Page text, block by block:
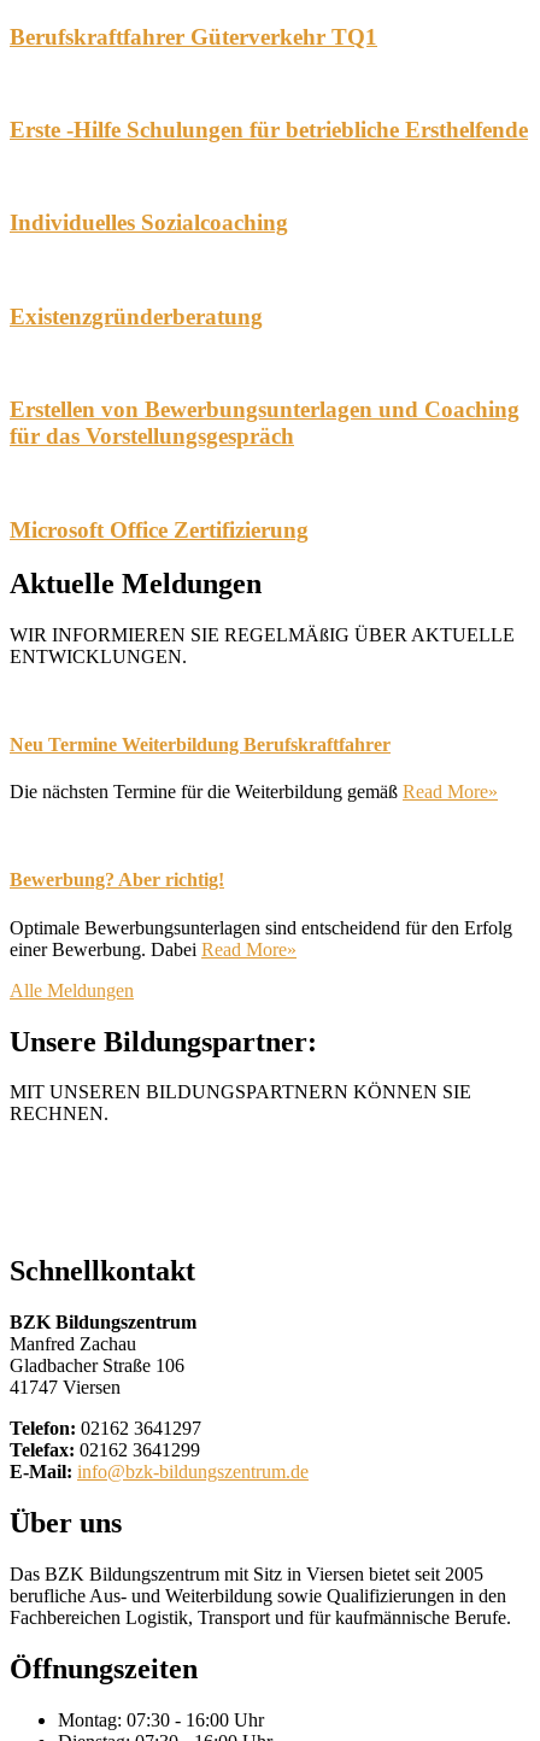
Berufskraftfahrer Güterverkehr TQ1
Erste -Hilfe Schulungen für betriebliche Ersthelfende
Individuelles Sozialcoaching
Existenzgründerberatung
Erstellen von Bewerbungsunterlagen und Coaching
für das Vorstellungsgespräch
Microsoft Office Zertifizierung
Aktuelle Meldungen
WIR INFORMIEREN SIE REGELMÄßIG ÜBER AKTUELLE
ENTWICKLUNGEN.
Neu Termine Weiterbildung Berufskraftfahrer
Die nächsten Termine für die Weiterbildung gemäß Read More»
Bewerbung? Aber richtig!
Optimale Bewerbungsunterlagen sind entscheidend für den Erfolg
einer Bewerbung. Dabei Read More»
Alle Meldungen
Unsere Bildungspartner:
MIT UNSEREN BILDUNGSPARTNERN KÖNNEN SIE
RECHNEN.
Schnellkontakt
BZK Bildungszentrum
Manfred Zachau
Gladbacher Straße 106
41747 Viersen
Telefon: 02162 3641297
Telefax: 02162 3641299
E-Mail: info@bzk-bildungszentrum.de
Über uns
Das BZK Bildungszentrum mit Sitz in Viersen bietet seit 2005
berufliche Aus- und Weiterbildung sowie Qualifizierungen in den
Fachbereichen Logistik, Transport und für kaufmännische Berufe.
Öffnungszeiten
Montag: 07:30 - 16:00 Uhr